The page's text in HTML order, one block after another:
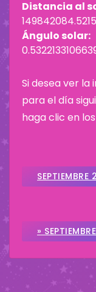
Distancia al
Ángulo solar:
Si desea ver la
para el día
haga clic en
»